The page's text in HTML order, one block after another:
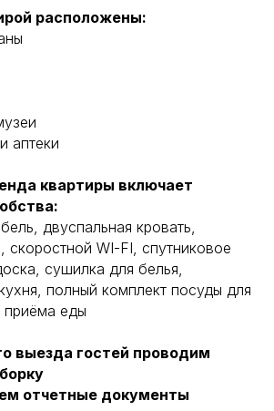
расположены:
аптеки
квартиры включает
двуспальная кровать,
скоростной WI-FI, спутниковое
сушилка для белья,
полный комплект посуды для
приёма еды
выезда гостей проводим
отчетные документы